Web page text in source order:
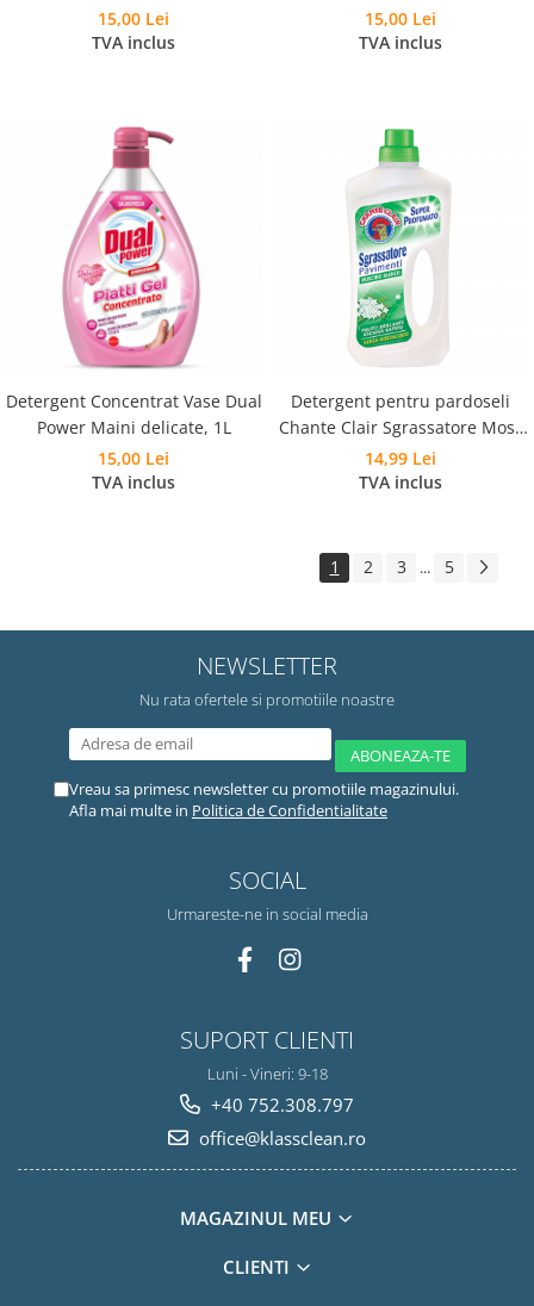
15,00 Lei
TVA inclus
15,00 Lei
TVA inclus
Detergent Concentrat Vase Dual
Power Maini delicate, 1L
15,00 Lei
TVA inclus
Detergent pentru pardoseli
Chante Clair Sgrassatore Mosc
Alb, 750 ml
14,99 Lei
TVA inclus
1 2 3 ... 5
NEWSLETTER
Nu rata ofertele si promotiile noastre
Vreau sa primesc newsletter cu promotiile magazinului.
Afla mai multe in Politica de Confidentialitate
SOCIAL
Urmareste-ne in social media
SUPORT CLIENTI
Luni - Vineri: 9-18
+40 752.308.797
office@klassclean.ro
MAGAZINUL MEU
CLIENTI